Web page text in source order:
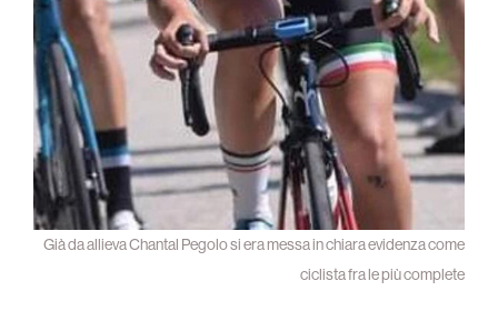
Già da allieva Chantal Pegolo si era messa in chiara evidenza come
ciclista fra le più complete